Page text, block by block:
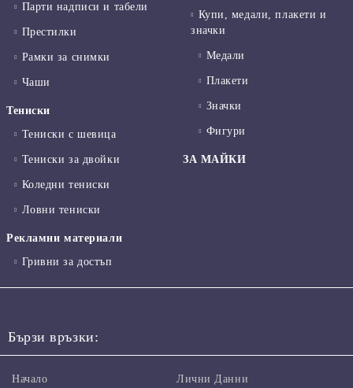
Парти надписи и табели
Престилки
Рамки за снимки
Чаши
Тениски
Тениски с шевица
Тениски за двойки
Коледни тениски
Ловни тениски
Рекламни материали
Гривни за достъп
Купи, медали, плакети и
значки
Медали
Плакети
Значки
Фигури
ЗА МАЙКИ
Бързи връзки:
Начало Лични Данни